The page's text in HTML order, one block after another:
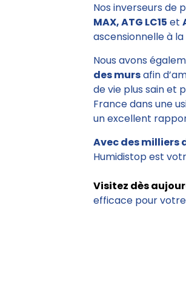
Nos inverseurs de
MAX, ATG LC15 et
ascensionnelle à
Nous avons
des mursafin
de vie plus sain et
France dans une
un excellent
Avec des milliers
Humidistop est
Visitez dès
efficace pour